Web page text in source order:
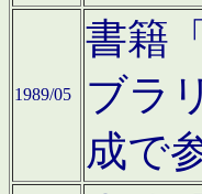
1989/05
書籍
ブラ
成で